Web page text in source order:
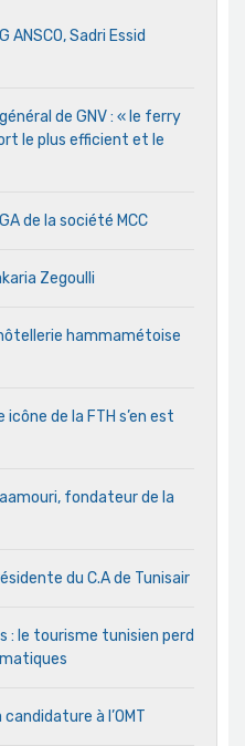
ANSCO, Sadri Essid
de GNV : « le ferry
le plus efficient et le
de la société MCC
Zegoulli
hammamétoise
icône de la FTH s’en est
fondateur de la
du C.A de Tunisair
: le tourisme tunisien perd
à l’OMT